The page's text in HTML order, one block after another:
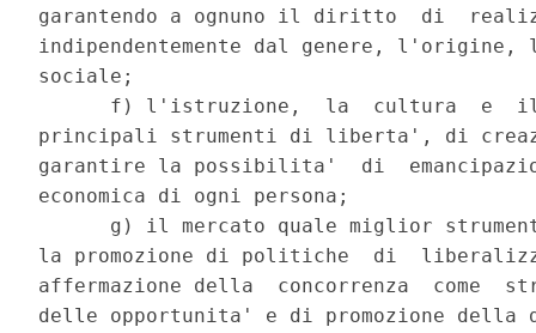
garantendo a ognuno il diritto  di
indipendentemente dal genere,
sociale;
f) l'istruzione,  la  cultura  e
principali strumenti di liberta', di
garantire la possibilita'  di
economica di ogni persona;
g) il mercato quale miglior
la promozione di politiche  di
affermazione della  concorrenza  come
delle opportunita' e di promozione della